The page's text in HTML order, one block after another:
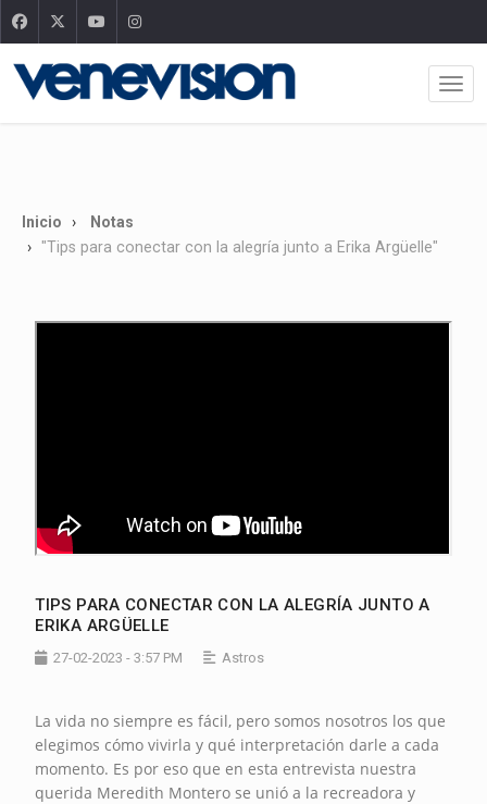
Inicio
Notas
"Tips para conectar con la alegría junto a Erika Argüelle"
TIPS PARA CONECTAR CON LA ALEGRÍA JUNTO A
ERIKA ARGÜELLE
27-02-2023 - 3:57 PM Astros
La vida no siempre es fácil, pero somos nosotros los que
elegimos cómo vivirla y qué interpretación darle a cada
momento. Es por eso que en esta entrevista nuestra
querida Meredith Montero se unió a la recreadora y